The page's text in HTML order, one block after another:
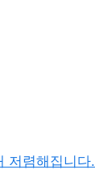
저렴해집니다.